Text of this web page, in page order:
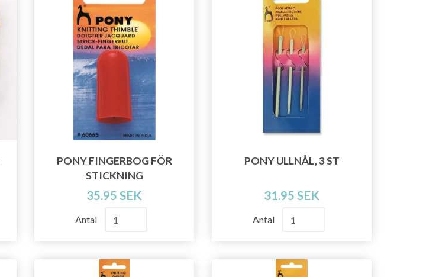
PONY FINGERBOG FÖR
STICKNING
35.95 SEK
Antal
PONY ULLNÅL, 3 ST
31.95 SEK
Antal